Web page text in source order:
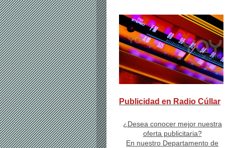
Publicidad en Radio Cúllar
¿Desea conocer mejor nuestra
oferta publicitaria?
En nuestro Departamento de